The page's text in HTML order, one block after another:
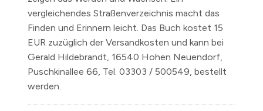
vergleichendes Straßenverzeichnis macht das
Finden und Erinnern leicht. Das Buch kostet 15
EUR zuzüglich der Versandkosten und kann bei
Gerald Hildebrandt, 16540 Hohen Neuendorf,
Puschkinallee 66, Tel. 03303 / 500549, bestellt
werden.